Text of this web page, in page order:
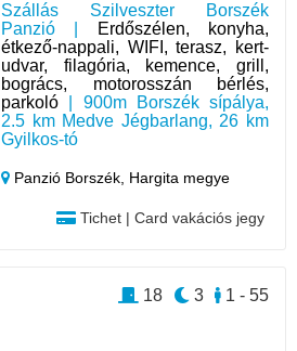
Szállás Szilveszter Borszék
Panzió |
Erdőszélen, konyha,
étkező-nappali, WIFI, terasz, kert-
udvar, filagória, kemence, grill,
bogrács, motorosszán bérlés,
parkoló | 900m Borszék sípálya,
2.5 km Medve Jégbarlang, 26 km
Gyilkos-tó
Panzió Borszék, Hargita megye
Tichet | Card vakációs jegy
1 - 55
3
18